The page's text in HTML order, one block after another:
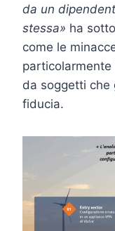
da un
stessa» ha
come le
da soggetti che
fiducia.